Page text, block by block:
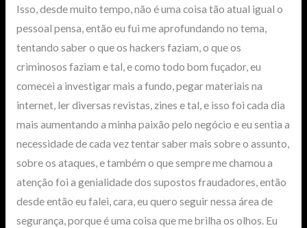
Isso, desde muito tempo, não é uma coisa tão atual igual o
pessoal pensa, então eu fui me aprofundando no tema,
tentando saber o que os hackers faziam, o que os
criminosos faziam e tal, e como todo bom fuçador, eu
comecei a investigar mais a fundo, pegar materiais na
internet, ler diversas revistas, zines e tal, e isso foi cada dia
mais aumentando a minha paixão pelo negócio e eu sentia a
necessidade de cada vez tentar saber mais sobre o assunto,
sobre os ataques, e também o que sempre me chamou a
atenção foi a genialidade dos supostos fraudadores, então
desde então eu falei, cara, eu quero seguir nessa área de
segurança, porque é uma coisa que me brilha os olhos. Eu